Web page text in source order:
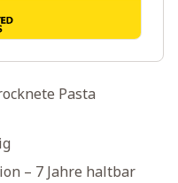
Pasta
– 7 Jahre haltbar